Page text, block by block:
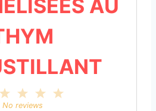
AU
4
3
S
2
S
No reviews